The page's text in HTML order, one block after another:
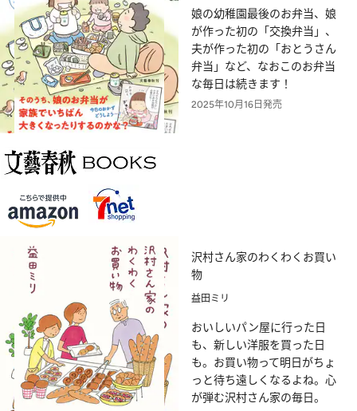
娘の幼稚園最後のお弁当、娘
が作った初の「交換弁当」、
夫が作った初の「おとうさん
弁当」など、なおこのお弁当
な毎日は続きます！
2025年10月16日発売
沢村さん家のわくわくお買い
物
益田ミリ
おいしいパン屋に行った日
も、新しい洋服を買った日
も。お買い物って明日がちょ
っと待ち遠しくなるよね。心
が弾む沢村さん家の毎日。